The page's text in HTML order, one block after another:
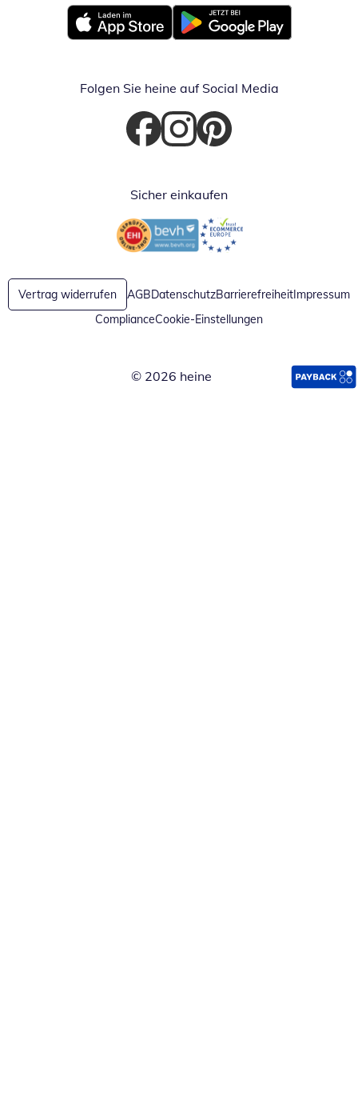
Öffnet in neuem FensterÖffnet in neuem Fenster
Folgen Sie heine auf Social Media
Öffnet in neuem Fenster
Öffnet in neuem Fenster
Öffnet in neuem Fenster
Sicher einkaufen
Öffnet in neuem FensterÖffnet in neuem Fenster
Vertrag widerrufen AGBDatenschutzBarrierefreiheitImpressum
ComplianceCookie-Einstellungen
© 2026 heine